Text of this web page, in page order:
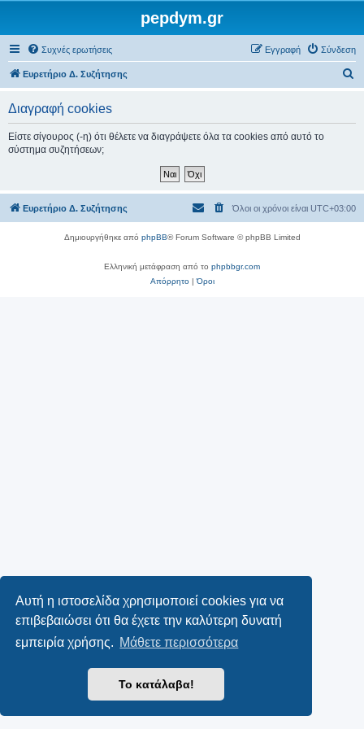
Αυτή η ιστοσελίδα χρησιμοποιεί cookies για να
επιβεβαιώσει ότι θα έχετε την καλύτερη δυνατή
εμπειρία χρήσης. Μάθετε περισσότερα
Το κατάλαβα!
pepdym.gr
Συχνές ερωτήσεις Σύνδεση
Εγγραφή
Ευρετήριο Δ. Συζήτησης
σ
Διαγραφή cookies
Είστε σίγουρος (-η) ότι θέλετε να διαγράψετε όλα τα cookies από αυτό το
σύστημα συζητήσεων;
Ευρετήριο Δ. Συζήτησης Όλοι οι χρόνοι είναι UTC+03:00
Δημιουργήθηκε από phpBB® Forum Software © phpBB Limited
Ελληνική μετάφραση από το phpbbgr.com
Απόρρητο|Όροι